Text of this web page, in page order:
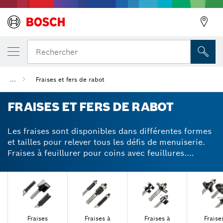
Rechercher
... Fraises et fers de rabot
FRAISES ET FERS DE RABOT
Les fraises sont disponibles dans différentes formes
et tailles pour relever tous les défis de menuiserie.
Fraises à feuillurer pour coins avec feuillures.
Fraise à canneler pour rainures arrondies. Bosch
propose ces fraises et bien plus encore. Pour votre
sécurité, la conception de notre fraise empêche les
rebonds, car elle permet de réduire les copeaux. Les
fers de rabot réversibles au carbure offrent des
Fraises
Fraises à
Fraises à